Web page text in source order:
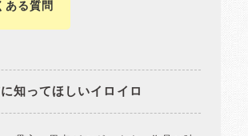
ある質問
知ってほしいイロイロ